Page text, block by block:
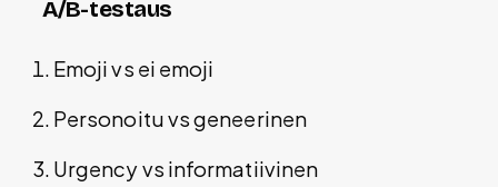
A/B-testaus
Emoji vs ei emoji
Personoitu vs geneerinen
Urgency vs informatiivinen